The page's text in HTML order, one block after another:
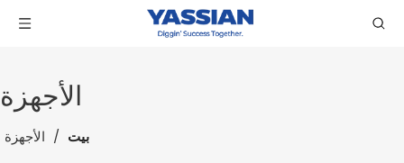
الأجهزة
بيت / الأجهزة